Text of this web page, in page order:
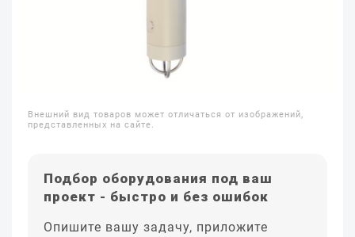
Внешний вид товаров может отличаться от изображений,
представленных на сайте.
Подбор оборудования под ваш
проект - быстро и без ошибок
Опишите вашу задачу, приложите